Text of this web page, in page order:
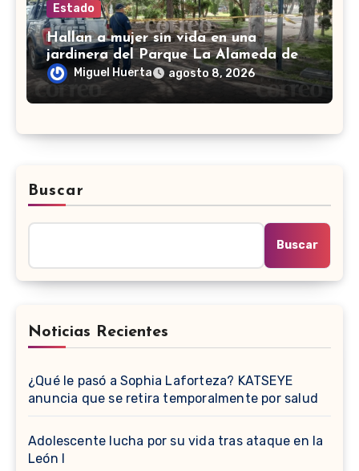
Estado
Hallan a mujer sin vida en una
jardinera del Parque La Alameda de
Doctor Mora
Miguel Huerta agosto 8, 2026
Buscar
Buscar
Noticias Recientes
¿Qué le pasó a Sophia Laforteza? KATSEYE
anuncia que se retira temporalmente por salud
Adolescente lucha por su vida tras ataque en la
León I